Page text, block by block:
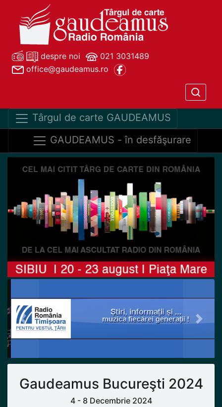
despre noi
021 3031489
office@gaudeamus.ro
Târgul de carte GAUDEAMUS
GAUDEAMUS - în desfăşurare
Previous Next
Gaudeamus Bucureşti 2024
4 - 8 Decembrie 2024